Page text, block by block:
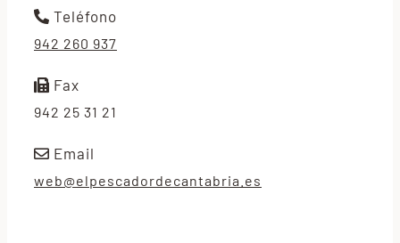
Teléfono
942 260 937
Fax
942 25 31 21
Email
web@elpescadordecantabria.es